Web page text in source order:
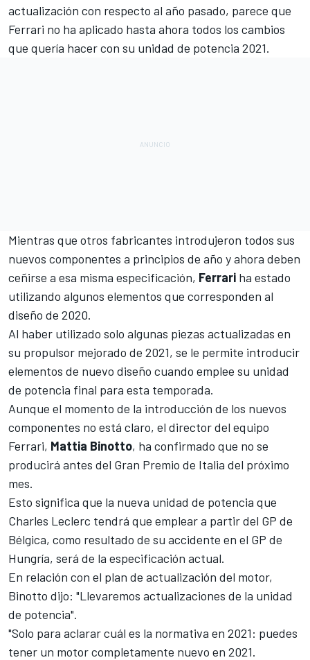
actualización con respecto al año pasado, parece que
Ferrari no ha aplicado hasta ahora todos los cambios
que quería hacer con su unidad de potencia 2021.
Mientras que otros fabricantes introdujeron todos sus
nuevos componentes a principios de año y ahora deben
ceñirse a esa misma especificación, Ferrari ha estado
utilizando algunos elementos que corresponden al
diseño de 2020.
Al haber utilizado solo algunas piezas actualizadas en
su propulsor mejorado de 2021, se le permite introducir
elementos de nuevo diseño cuando emplee su unidad
de potencia final para esta temporada.
Aunque el momento de la introducción de los nuevos
componentes no está claro, el director del equipo
Ferrari, Mattia Binotto, ha confirmado que no se
producirá antes del Gran Premio de Italia del próximo
mes.
Esto significa que la nueva unidad de potencia que
Charles Leclerc tendrá que emplear a partir del GP de
Bélgica, como resultado de su accidente en el GP de
Hungría, será de la especificación actual.
En relación con el plan de actualización del motor,
Binotto dijo: "Llevaremos actualizaciones de la unidad
de potencia".
"Solo para aclarar cuál es la normativa en 2021: puedes
tener un motor completamente nuevo en 2021.